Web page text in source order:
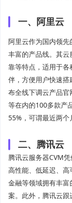
一、阿里云
阿里云作为国内领
丰富的产品线。其云
靠等特点，适用于
伴，方便用户快速
布全线下调云产品
等在内的100多款产
55%，可谓最近两个
二、腾讯云
腾讯云服务器CVM
高性能、低延迟、高
金融等领域拥有丰
案。此外，腾讯云跟